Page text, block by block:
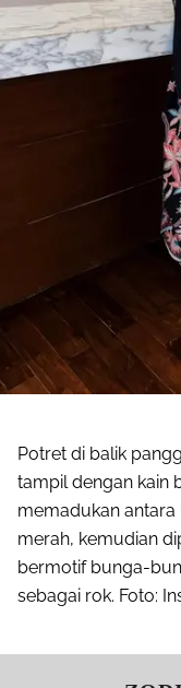
Potret di balik
tampil dengan kain
memadukan
merah, kemudian
bermotif bunga-
sebagai rok. Foto: